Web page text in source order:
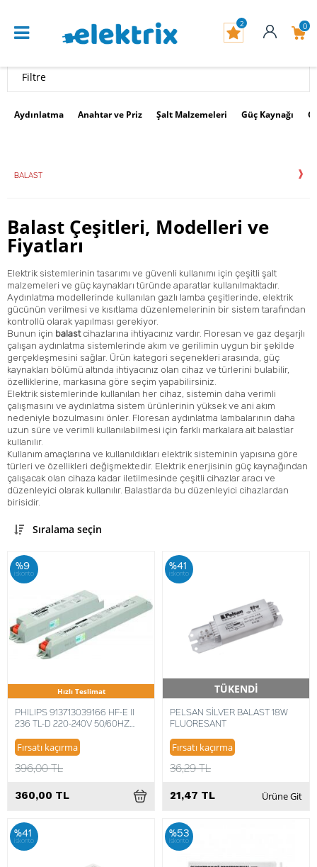
0
2
Filtre
Aydınlatma Anahtar ve Priz Şalt Malzemeleri Güç Kaynağı
BALAST
Balast Çeşitleri, Modelleri ve
Fiyatları
Elektrik sistemlerinin tasarımı ve güvenli kullanımı için çeşitli şalt
malzemeleri ve güç kaynakları türünde aparatlar kullanılmaktadır.
Aydınlatma modellerinde kullanılan gazlı lamba çeşitlerinde, elektrik
gücünün verilmesi ve kısıtlama düzenlemelerinin bir sistem tarafından
kontrollü olarak yapılması gerekiyor.
Bunun için balast cihazlarına ihtiyacınız vardır. Floresan ve gaz deşarjlı
çalışan aydınlatma sistemlerinde akım ve gerilimin uygun bir şekilde
gerçekleşmesini sağlar. Ürün kategori seçenekleri arasında, güç
kaynakları bölümü altında ihtiyacınız olan cihaz ve türlerini bulabilir,
özelliklerine, markasına göre seçim yapabilirsiniz.
Elektrik sistemlerinde kullanılan her cihaz, sistemin daha verimli
çalışmasını ve aydınlatma sistem ürünlerinin yüksek ve ani akım
nedeniyle bozulmasını önler. Floresan aydınlatma lambalarının daha
uzun süre ve verimli kullanılabilmesi için farklı markalara ait balastlar
kullanılır.
Kullanım amaçlarına ve kullanıldıkları elektrik sisteminin yapısına göre
türleri ve özellikleri değişmektedir. Elektrik enerjisinin güç kaynağından
çalışacak olan cihaza kadar iletilmesinde çeşitli cihazlar aracı ve
düzenleyici olarak kullanılır. Balastlarda bu düzenleyici cihazlardan
birisidir.
Sıralama seçin
%9
iskonto
Hızlı Teslimat
PHILIPS 913713039166 HF-E II
236 TL-D 220-240V 50/60HZ
Fırsatı kaçırma
396,00 TL
360,00 TL
%41
iskonto
TÜKENDİ
Hızlı Teslimat
PELSAN SİLVER BALAST 18W
FLUORESANT
Fırsatı kaçırma
36,29 TL
21,47 TL Ürüne Git
%41
iskonto
%53
iskonto